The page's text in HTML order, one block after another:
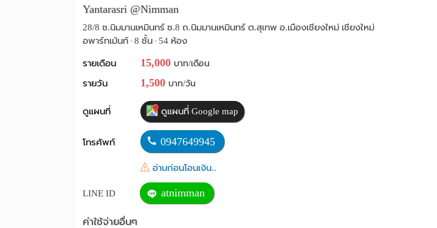
Yantarasri @Nimman
28/8 ซ.นิมมานเหมินทร์ ซ.8 ถ.นิมมานเหมินทร์ ต.สุเทพ อ.เมืองเชียงใหม่ เชียงใหม่
อพาร์ทเม้นท์ • 8 ชั้น • 54 ห้อง
รายเดือน 15,000 บาท/เดือน
รายวัน 1,500 บาท/วัน
ดูแผนที่ ดูแผนที่ Google map
โทรศัพท์ 0947649945
อ่านก่อนโอนเงิน..
LINE ID atnimman
ค่าใช้จ่ายอื่นๆ